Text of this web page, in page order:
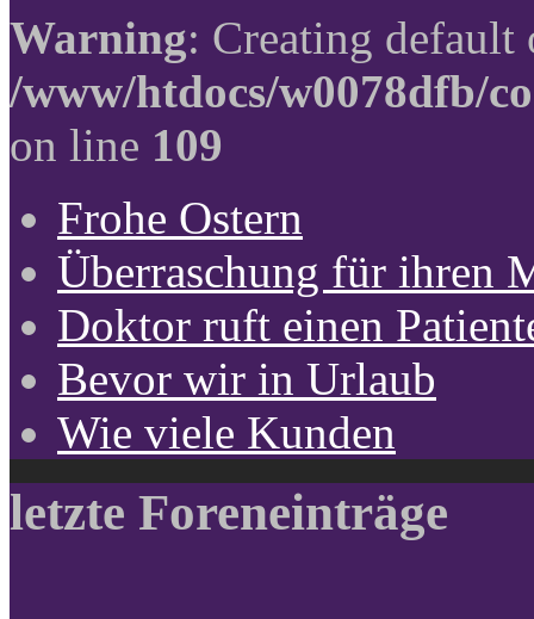
Warning: Creating
/www/htdocs/w0078dfb/
on line 109
Frohe Ostern
Überraschung für ihren
Doktor ruft einen
Bevor wir in Urlaub
Wie viele Kunden
letzte Foreneinträge